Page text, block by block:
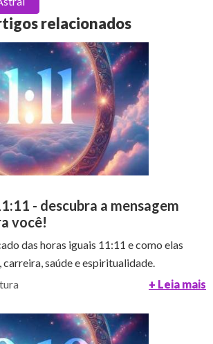
relacionados
- descubra a mensagem
você!
das horas iguais 11:11 e como elas
carreira, saúde e espiritualidade.
+ Leia mais